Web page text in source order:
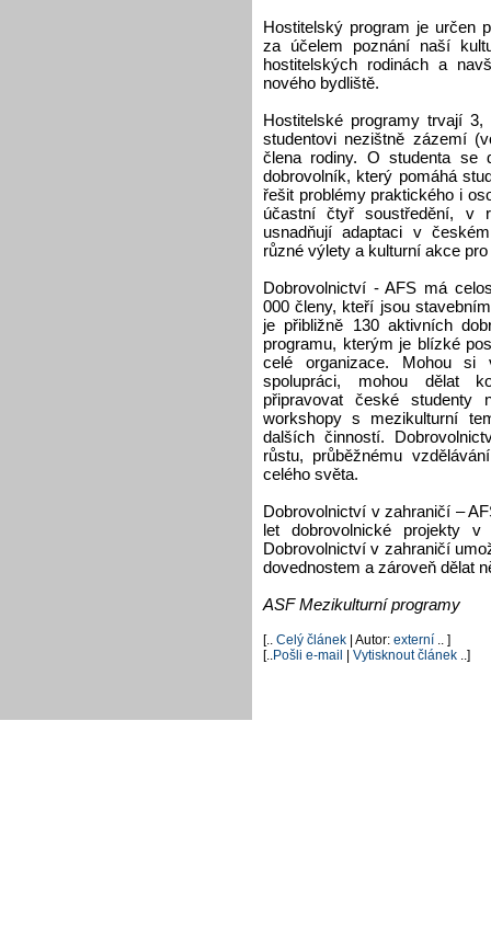
Hostitelský program je určen
za účelem poznání naší
hostitelských rodinách a
nového bydliště.
Hostitelské programy trvají
studentovi nezištně zázemí
člena rodiny. O studenta se
dobrovolník, který pomáhá
řešit problémy praktického i
účastní čtyř soustředění, v
usnadňují adaptaci v
různé výlety a kulturní akce
Dobrovolnictví - AFS má
000 členy, kteří jsou
je přibližně 130 aktivních
programu, kterým je blízké
celé organizace. Mohou
spolupráci, mohou dělat
připravovat české studenty
workshopy s mezikulturní
dalších činností.
růstu, průběžnému
celého světa.
Dobrovolnictví v zahraničí –
let dobrovolnické projekty
Dobrovolnictví v zahraničí
dovednostem a zároveň dělat
ASF Mezikulturní programy
[.. Celý článek | Autor: externí .. ]
[.. Pošli e-mail | Vytisknout článek ..]